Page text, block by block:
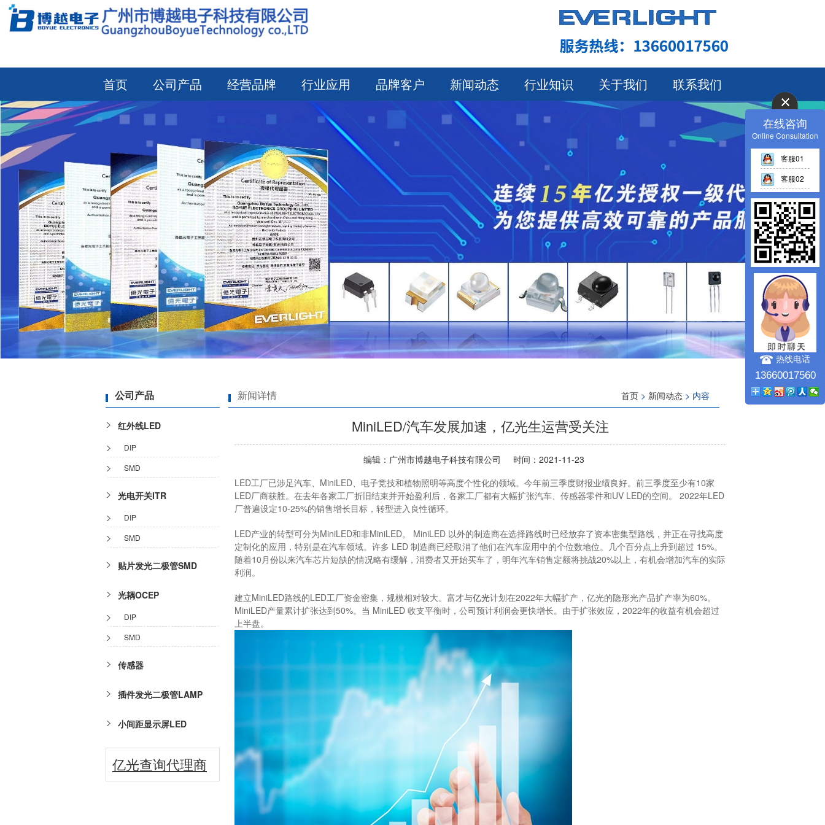
首页 公司产品 经营品牌 行业应用 品牌客户 新闻动态 行业知识 关于我们 联系我们
公司产品
红外线LED
DIP
SMD
光电开关ITR
DIP
SMD
贴片发光二极管SMD
光耦OCEP
DIP
SMD
传感器
插件发光二极管LAMP
小间距显示屏LED
亿光查询代理商
新闻详情 首页 > 新闻动态 > 内容
MiniLED/汽车发展加速，亿光生运营受关注
编辑： 广州市博越电子科技有限公司
时间：2021-11-23
LED工厂已涉足汽车、MiniLED、电子竞技和植物照明等高度个性化的领域。今年前三季度财报业绩良好。前三季度至少有10家
LED厂商获胜。在去年各家工厂折旧结束并开始盈利后，各家工厂都有大幅扩张汽车、传感器零件和UV LED的空间。 2022年LED
厂普遍设定10-25%的销售增长目标，转型进入良性循环。
LED产业的转型可分为MiniLED和非MiniLED。 MiniLED 以外的制造商在选择路线时已经放弃了资本密集型路线，并正在寻找高度
定制化的应用，特别是在汽车领域。许多 LED 制造商已经取消了他们在汽车应用中的个位数地位。几个百分点上升到超过 15%。
随着10月份以来汽车芯片短缺的情况略有缓解，消费者又开始买车了，明年汽车销售定额将挑战20%以上，有机会增加汽车的实际
利润。
建立MiniLED路线的LED工厂资金密集，规模相对较大。富才与亿光计划在2022年大幅扩产，亿光的隐形光产品扩产率为60%。
MiniLED产量累计扩张达到50%。当 MiniLED 收支平衡时，公司预计利润会更快增长。由于扩张效应，2022年的收益有机会超过
上半盘。
在线咨询
Online Consultation
客服01
客服02
热线电话
13660017560